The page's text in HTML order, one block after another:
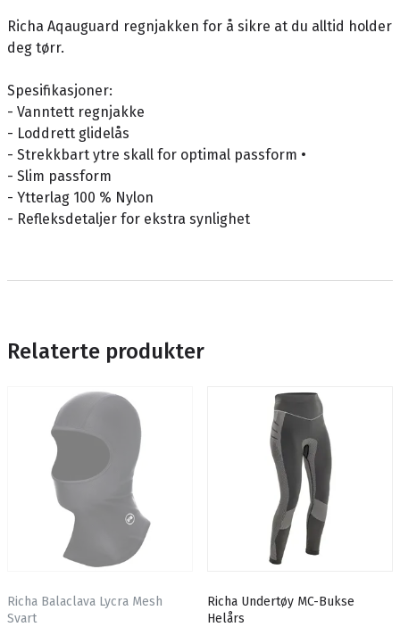
Richa Aqauguard regnjakken for å sikre at du alltid holder
deg tørr.
Spesifikasjoner:
- Vanntett regnjakke
- Loddrett glidelås
- Strekkbart ytre skall for optimal passform •
- Slim passform
- Ytterlag 100 % Nylon
- Refleksdetaljer for ekstra synlighet
Relaterte produkter
Richa Balaclava Lycra Mesh
Svart
Richa Undertøy MC-Bukse
Helårs